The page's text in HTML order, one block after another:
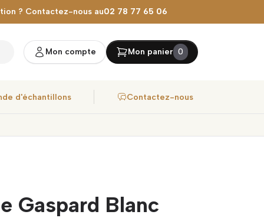
? Contactez-nous au02 78 77 65 06
Mon compte Mon panier 0
d'échantillons Contactez-nous
Gaspard Blanc